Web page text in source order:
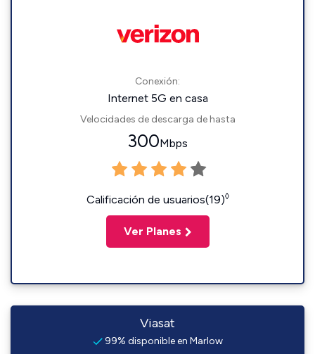
Conexión:
Internet 5G en casa
Velocidades de descarga de hasta
300Mbps
Calificación de usuarios(19)◊
Ver Planes
Viasat
99% disponible en Marlow